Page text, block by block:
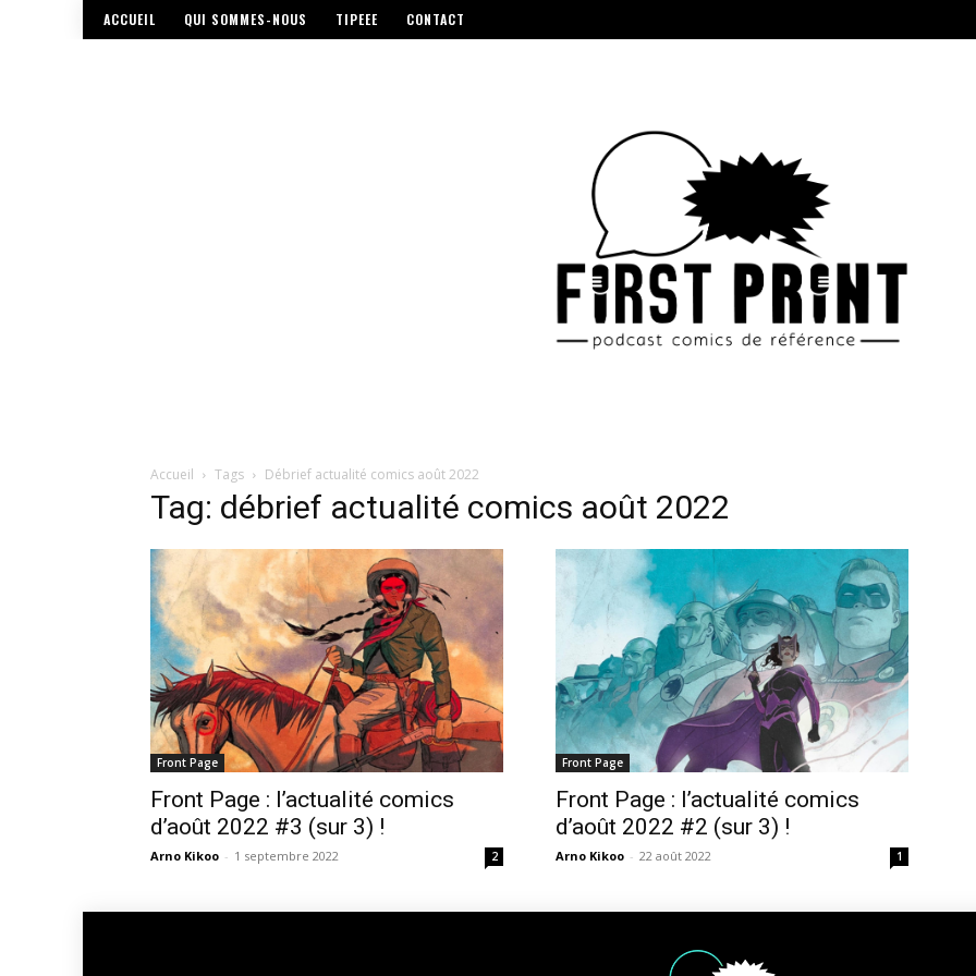
ACCUEIL QUI SOMMES-NOUS TIPEEE CONTACT
Accueil Tags Débrief actualité comics août 2022
Tag: débrief actualité comics août 2022
Front Page
Front Page : l’actualité comics
d’août 2022 #3 (sur 3) !
Arno Kikoo - 1 septembre 2022 2
Front Page
Front Page : l’actualité comics
d’août 2022 #2 (sur 3) !
Arno Kikoo - 22 août 2022 1